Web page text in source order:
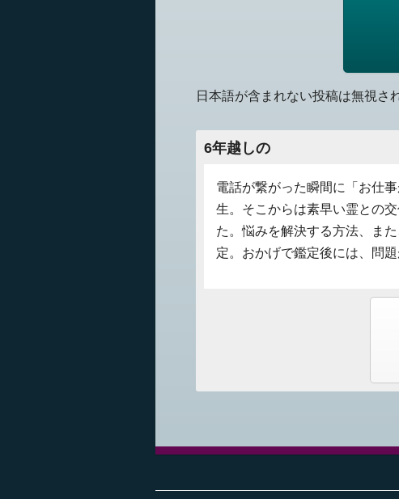
日本語が含まれない投稿は無視さ
6年越しの
電話が繋がった瞬間に「お仕
生。そこからは素早い霊との
た。悩みを解決する方法、ま
定。おかげで鑑定後には、問